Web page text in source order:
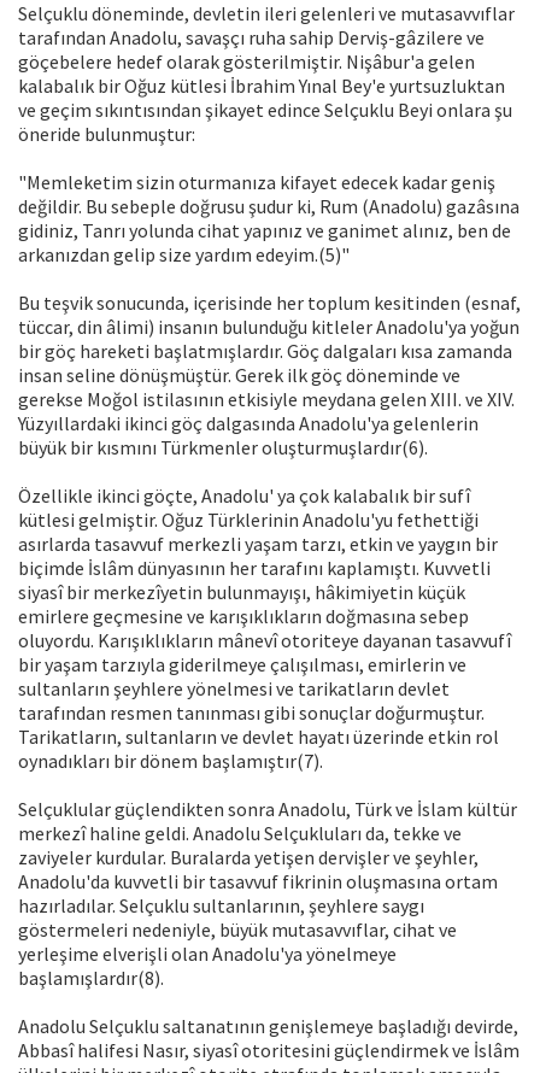
Selçuklu döneminde, devletin ileri gelenleri ve mutasavvıflar
tarafından Anadolu, savaşçı ruha sahip Derviş-gâzilere ve
göçebelere hedef olarak gösterilmiştir. Nişâbur'a gelen
kalabalık bir Oğuz kütlesi İbrahim Yınal Bey'e yurtsuzluktan
ve geçim sıkıntısından şikayet edince Selçuklu Beyi onlara şu
öneride bulunmuştur:
"Memleketim sizin oturmanıza kifayet edecek kadar geniş
değildir. Bu sebeple doğrusu şudur ki, Rum (Anadolu) gazâsına
gidiniz, Tanrı yolunda cihat yapınız ve ganimet alınız, ben de
arkanızdan gelip size yardım edeyim.(5)"
Bu teşvik sonucunda, içerisinde her toplum kesitinden (esnaf,
tüccar, din âlimi) insanın bulunduğu kitleler Anadolu'ya yoğun
bir göç hareketi başlatmışlardır. Göç dalgaları kısa zamanda
insan seline dönüşmüştür. Gerek ilk göç döneminde ve
gerekse Moğol istilasının etkisiyle meydana gelen XIII. ve XIV.
Yüzyıllardaki ikinci göç dalgasında Anadolu'ya gelenlerin
büyük bir kısmını Türkmenler oluşturmuşlardır(6).
Özellikle ikinci göçte, Anadolu' ya çok kalabalık bir sufî
kütlesi gelmiştir. Oğuz Türklerinin Anadolu'yu fethettiği
asırlarda tasavvuf merkezli yaşam tarzı, etkin ve yaygın bir
biçimde İslâm dünyasının her tarafını kaplamıştı. Kuvvetli
siyasî bir merkezîyetin bulunmayışı, hâkimiyetin küçük
emirlere geçmesine ve karışıklıkların doğmasına sebep
oluyordu. Karışıklıkların mânevî otoriteye dayanan tasavvufî
bir yaşam tarzıyla giderilmeye çalışılması, emirlerin ve
sultanların şeyhlere yönelmesi ve tarikatların devlet
tarafından resmen tanınması gibi sonuçlar doğurmuştur.
Tarikatların, sultanların ve devlet hayatı üzerinde etkin rol
oynadıkları bir dönem başlamıştır(7).
Selçuklular güçlendikten sonra Anadolu, Türk ve İslam kültür
merkezî haline geldi. Anadolu Selçukluları da, tekke ve
zaviyeler kurdular. Buralarda yetişen dervişler ve şeyhler,
Anadolu'da kuvvetli bir tasavvuf fikrinin oluşmasına ortam
hazırladılar. Selçuklu sultanlarının, şeyhlere saygı
göstermeleri nedeniyle, büyük mutasavvıflar, cihat ve
yerleşime elverişli olan Anadolu'ya yönelmeye
başlamışlardır(8).
Anadolu Selçuklu saltanatının genişlemeye başladığı devirde,
Abbasî halifesi Nasır, siyasî otoritesini güçlendirmek ve İslâm